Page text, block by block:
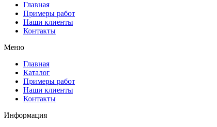
Главная
Примеры работ
Наши клиенты
Контакты
Меню
Главная
Каталог
Примеры работ
Наши клиенты
Контакты
Информация